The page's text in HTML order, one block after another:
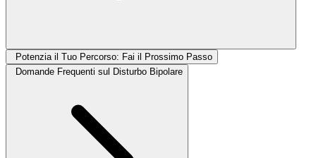
Potenzia il Tuo Percorso: Fai il Prossimo Passo
Domande Frequenti sul Disturbo Bipolare